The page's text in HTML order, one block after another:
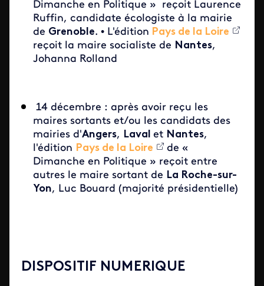
Dimanche en Politique » reçoit Laurence
Ruffin, candidate écologiste à la mairie
de Grenoble. • L'édition Pays de la Loire
reçoit la maire socialiste de Nantes,
Johanna Rolland
14 décembre : après avoir reçu les
maires sortants et/ou les candidats des
mairies d'Angers, Laval et Nantes,
l'édition Pays de la Loire
de «
Dimanche en Politique » reçoit entre
autres le maire sortant de La Roche-sur-
Yon, Luc Bouard (majorité présidentielle)
DISPOSITIF NUMERIQUE